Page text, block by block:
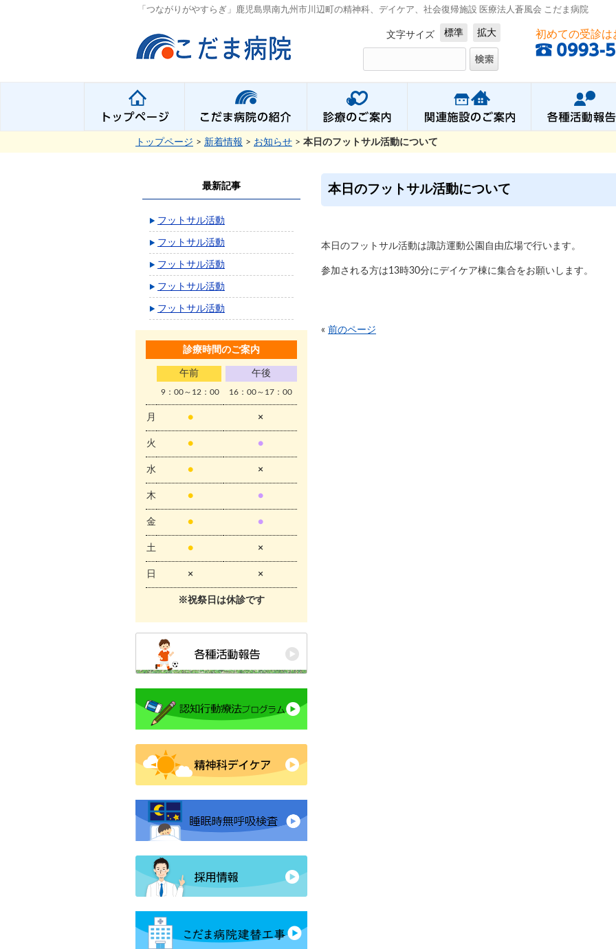
「つながりがやすらぎ」鹿児島県南九州市川辺町の精神科、デイケア、社会復帰施設 医療法人蒼風会 こだま病院
文字サイズ 標準 拡大 初めての受診は
トップページ > 新着情報 > お知らせ > 本日のフットサル活動について
本日のフットサル活動について
本日のフットサル活動は諏訪運動公園自由広場で行います。
参加される方は13時30分にデイケア棟に集合をお願いします。
« 前のページ
最新記事
フットサル活動
フットサル活動
フットサル活動
フットサル活動
フットサル活動
診療時間のご案内
午前 午後
9：00～12：00 16：00～17：00
月 ● ×
火 ● ●
水 ● ×
木 ● ●
金 ● ●
土 ● ×
日 × ×
※祝祭日は休診です